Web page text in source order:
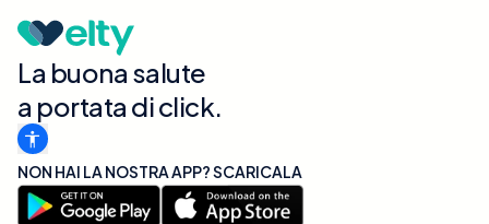
La buona salute
a portata di click.
NON HAI LA NOSTRA APP? SCARICALA